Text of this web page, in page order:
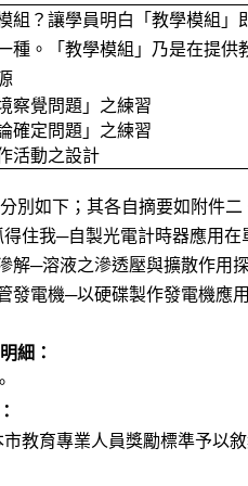
組？讓學員明白
「教學模組
種。
「教學模組」乃是在提供
察覺問題 」 之練習
確定問題」之練習
活動之設計
別如下；其各自摘要如附件二
得住我─自製光電計時器應用在
解─溶液之滲透壓與擴散作用
發電機─以硬碟製作發電機應
細：
教育專業人員獎勵標準予以敘